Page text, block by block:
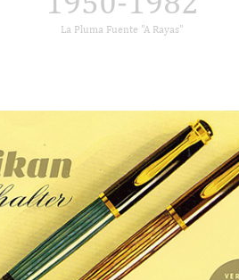
La Pluma Fuente "A Rayas"